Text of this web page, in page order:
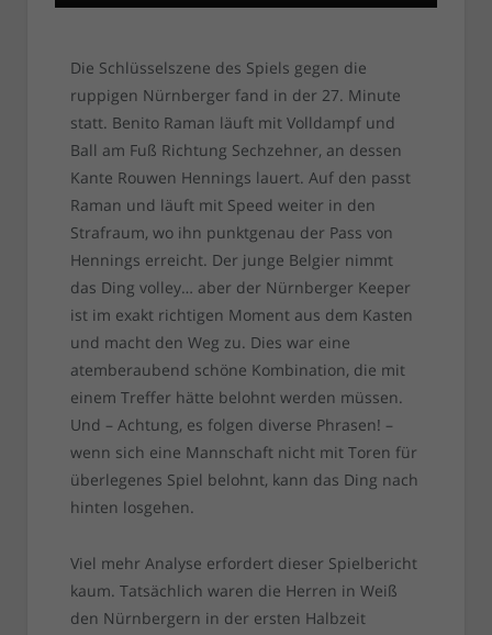
Die Schlüsselszene des Spiels gegen die
ruppigen Nürnberger fand in der 27. Minute
statt. Benito Raman läuft mit Volldampf und
Ball am Fuß Richtung Sechzehner, an dessen
Kante Rouwen Hennings lauert. Auf den passt
Raman und läuft mit Speed weiter in den
Strafraum, wo ihn punktgenau der Pass von
Hennings erreicht. Der junge Belgier nimmt
das Ding volley… aber der Nürnberger Keeper
ist im exakt richtigen Moment aus dem Kasten
und macht den Weg zu. Dies war eine
atemberaubend schöne Kombination, die mit
einem Treffer hätte belohnt werden müssen.
Und – Achtung, es folgen diverse Phrasen! –
wenn sich eine Mannschaft nicht mit Toren für
überlegenes Spiel belohnt, kann das Ding nach
hinten losgehen.
Viel mehr Analyse erfordert dieser Spielbericht
kaum. Tatsächlich waren die Herren in Weiß
den Nürnbergern in der ersten Halbzeit